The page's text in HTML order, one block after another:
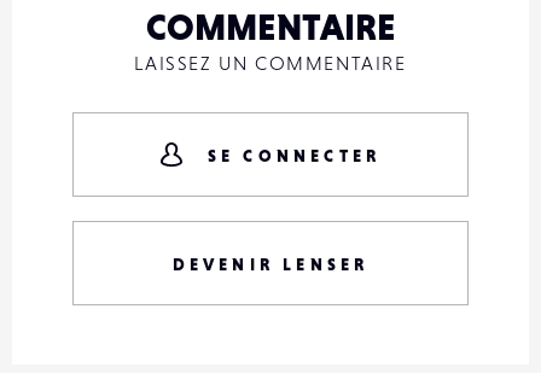
COMMENTAIRE
LAISSEZ UN COMMENTAIRE
SE CONNECTER
DEVENIR LENSER